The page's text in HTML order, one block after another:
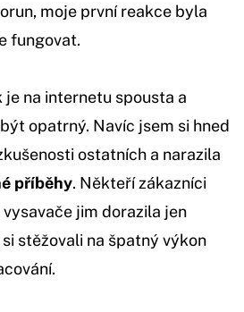
moje první reakce byla
fungovat.
na internetu spousta a
opatrný. Navíc jsem si hned
ostatních a narazila
příběhy. Někteří zákazníci
jim dorazila jen
stěžovali na špatný výkon